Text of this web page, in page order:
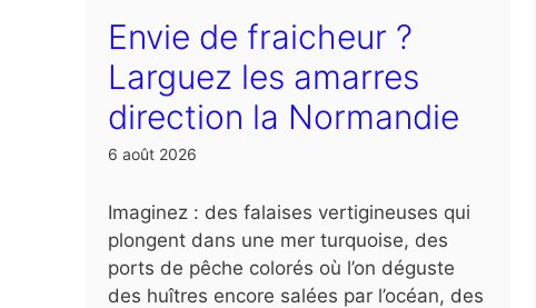
Envie de fraicheur ?
Larguez les amarres
direction la Normandie
6 août 2026
Imaginez : des falaises vertigineuses qui
plongent dans une mer turquoise, des
ports de pêche colorés où l’on déguste
des huîtres encore salées par l’océan, des